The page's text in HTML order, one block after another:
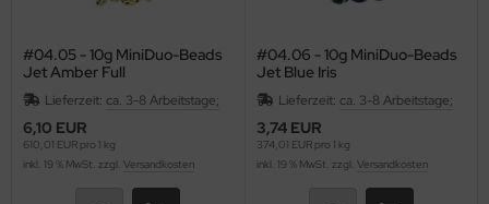
#04.05 - 10g MiniDuo-Beads
Jet Amber Full
Lieferzeit: ca. 3-8 Arbeitstage;
6,10 EUR
610,01 EUR pro 1 kg
inkl. 19 % MwSt. zzgl. Versandkosten
#04.06 - 10g MiniDuo-Beads
Jet Blue Iris
Lieferzeit: ca. 3-8 Arbeitstage;
3,74 EUR
374,01 EUR pro 1 kg
inkl. 19 % MwSt. zzgl. Versandkosten